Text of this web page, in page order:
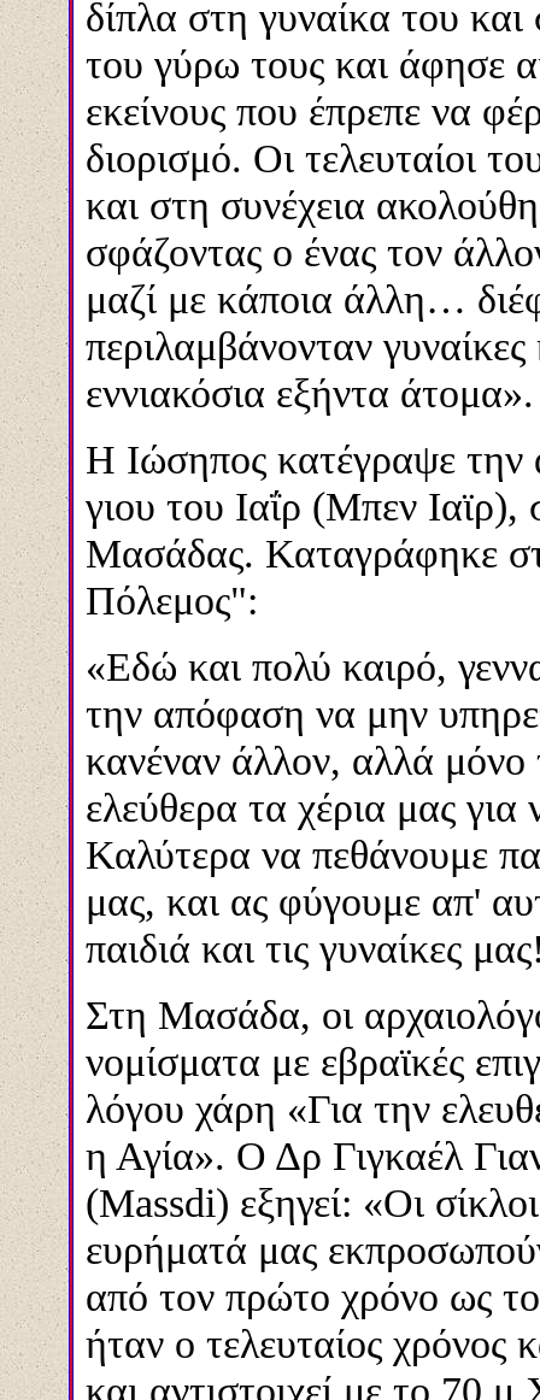
δίπλα στη γυναίκα του
του γύρω τους και άφησε
εκείνους που έπρεπε να
διορισμό. Οι τελευταίοι
και στη συνέχεια
σφάζοντας ο ένας τον
μαζί με κάποια άλλη…
περιλαμβάνονταν
εννιακόσια εξήντα άτομα».
Η Ιώσηπος κατέγραψε την
γιου του Ιαΐρ (Μπεν Ιαϊρ),
Μασάδας. Καταγράφηκε
Πόλεμος":
«Εδώ και πολύ καιρό,
την απόφαση να μην
κανέναν άλλον, αλλά μόνο
ελεύθερα τα χέρια μας
Καλύτερα να πεθάνουμε
μας, και ας φύγουμε απ'
παιδιά και τις γυναίκες
Στη Μασάδα, οι
νομίσματα με εβραϊκές
λόγου χάρη «Για την
η Αγία». Ο Δρ Γιγκαέλ
(Massdi) εξηγεί: «Οι
ευρήματά μας
από τον πρώτο χρόνο ως
ήταν ο τελευταίος χρόνος
και αντιστοιχεί με το 70